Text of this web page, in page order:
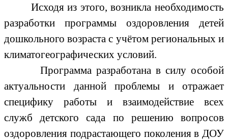
Исходя из этого, возникла необходимость
разработки программы оздоровления детей
дошкольного возраста с учётом региональных и
климатогеографических условий.
Программа разработана в силу особой
актуальности данной проблемы и отражает
специфику работы и взаимодействие всех
служб детского сада по решению вопросов
оздоровления подрастающего поколения в ДОУ